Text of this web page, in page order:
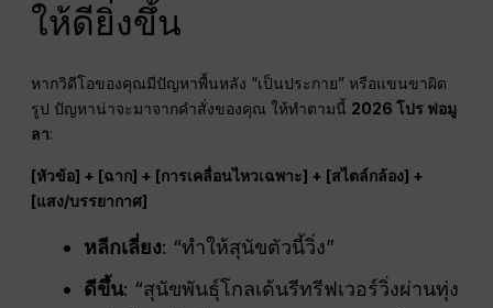
ให้ดียิ่งขึ้น
หากวิดีโอของคุณมีปัญหาพื้นหลัง “เป็นประกาย” หรือแขนขาผิด
รูป ปัญหาน่าจะมาจากคำสั่งของคุณ ให้ทำตามนี้ 2026 โปร ฟอมู
ลา:
[หัวข้อ] + [ฉาก] + [การเคลื่อนไหวเฉพาะ] + [สไตล์กล้อง] +
[แสง/บรรยากาศ]
หลีกเลี่ยง: “ทำให้สุนัขตัวนี้วิ่ง”
ดีขึ้น: “สุนัขพันธุ์โกลเด้นรีทรีฟเวอร์วิ่งผ่านทุ่ง